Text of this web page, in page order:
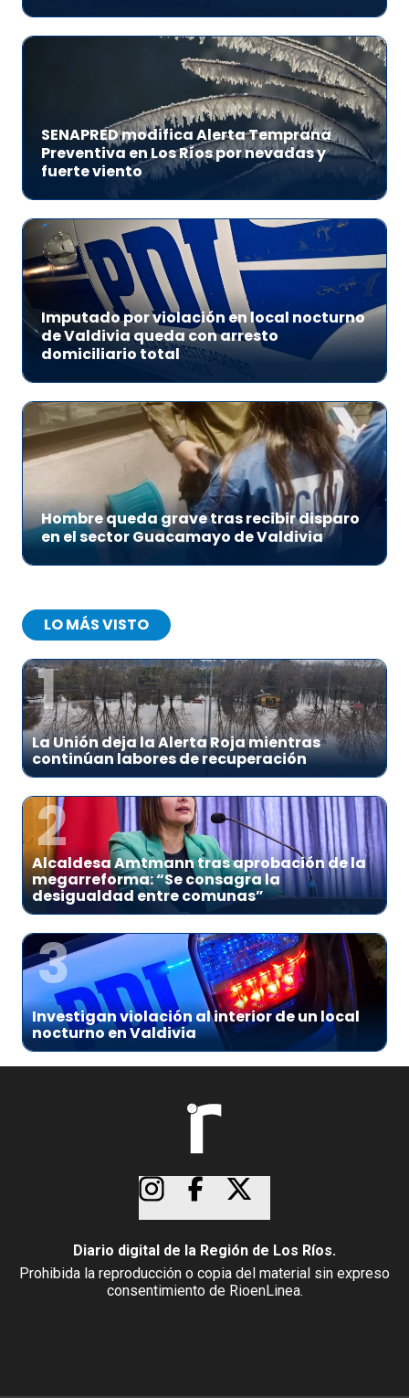
SENAPRED modifica Alerta Temprana
Preventiva en Los Ríos por nevadas y
fuerte viento
Imputado por violación en local nocturno
de Valdivia queda con arresto
domiciliario total
Hombre queda grave tras recibir disparo
en el sector Guacamayo de Valdivia
LO MÁS VISTO
1
La Unión deja la Alerta Roja mientras
continúan labores de recuperación
2
Alcaldesa Amtmann tras aprobación de la
megarreforma: “Se consagra la
desigualdad entre comunas”
3
Investigan violación al interior de un local
nocturno en Valdivia
Diario digital de la Región de Los Ríos.
Prohibida la reproducción o copia del material sin expreso
consentimiento de RioenLinea.